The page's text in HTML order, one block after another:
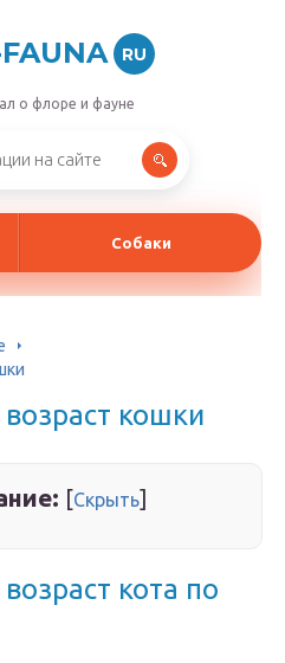
RU
о флоре и фауне
Собаки
кошки
[Скрыть]
кота по